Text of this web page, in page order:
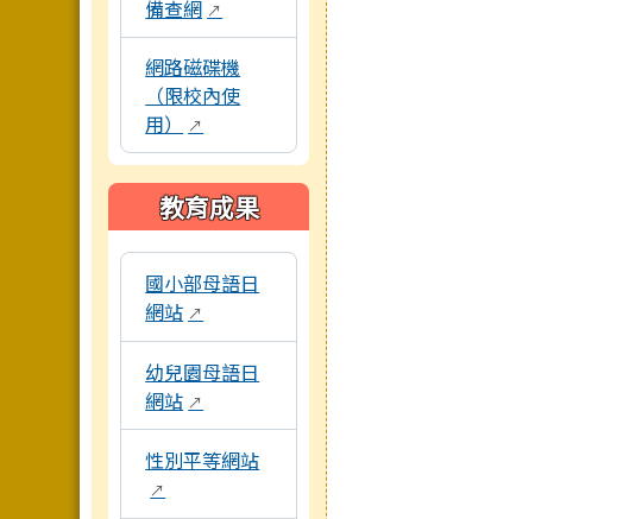
備查網 ↗
網路磁碟機
（限校內使
用）
↗
教育成果
以下為校內各專題網站連結，點擊後將另開新視窗開啟網頁。
國小部母語日
網站 ↗
幼兒園母語日
網站 ↗
性別平等網站
↗